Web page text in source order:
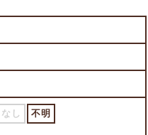
なし 不明